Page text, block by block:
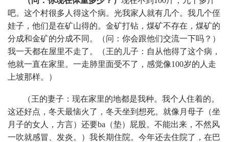
吧。这个村很多人得这个病。光我家人就有几个。我几个侄
娃子，他们是在矿山得的。金矿打钻，煤矿不存在，煤矿的
分成和金矿的分成不同。（问：你会跟他们交流一下吗？）
我一天都在屋里不走了。（王的儿子：自从他得了这个病，
他就一直在家里。一走肺里面受不了，感觉像100岁的人走
上坡那样。）
（王的妻子：现在家里的地都是我种。我个人住着的。
这还好点，冬天最恼火了，冬天坐到想死。就像月母子（坐
月子的女人，方言）还要ba（垫）屁股。不能出来，不然风
一吹就感冒、发炎。）我长期住院。今年还去住院了，在巴